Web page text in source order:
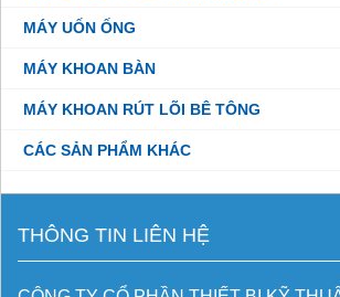
MÁY UỐN ỐNG
MÁY KHOAN BÀN
MÁY KHOAN RÚT LÕI BÊ TÔNG
CÁC SẢN PHẨM KHÁC
THÔNG TIN LIÊN HỆ